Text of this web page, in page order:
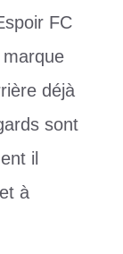
FC
déjà
sont
il
à